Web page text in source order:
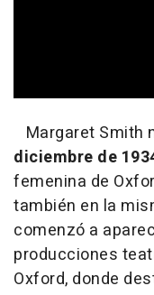
Margaret Smith
diciembre de
femenina de
también en la
comenzó a
producciones
Oxford, donde